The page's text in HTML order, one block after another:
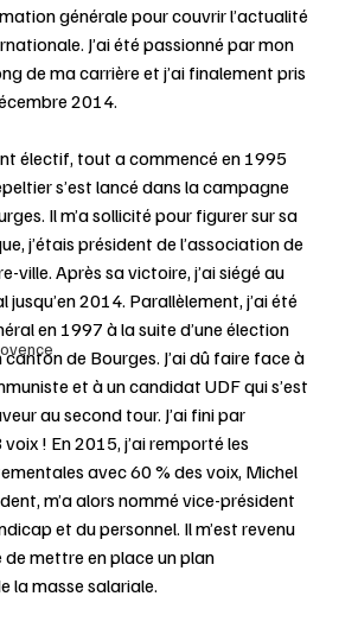
générale pour couvrir l’actualité
J’ai été passionné par mon
de ma carrière et j’ai finalement pris
2014.
électif, tout a commencé en 1995
s’est lancé dans la campagne
Il m’a sollicité pour figurer sur sa
j’étais président de l’association de
ville. Après sa victoire, j’ai siégé au
jusqu’en 2014. Parallèlement, j’ai été
en 1997 à la suite d’une élection
de Bourges. J’ai dû faire face à
et à un candidat UDF qui s’est
au second tour. J’ai fini par
! En 2015, j’ai remporté les
avec 60 % des voix, Michel
m’a alors nommé vice-président
et du personnel. Il m’est revenu
de mettre en place un plan
la masse salariale.